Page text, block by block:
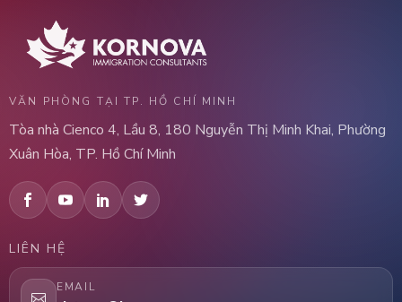
VĂN PHÒNG TẠI TP. HỒ CHÍ MINH
Tòa nhà Cienco 4, Lầu 8, 180 Nguyễn Thị Minh Khai, Phường
Xuân Hòa, TP. Hồ Chí Minh
LIÊN HỆ
EMAIL